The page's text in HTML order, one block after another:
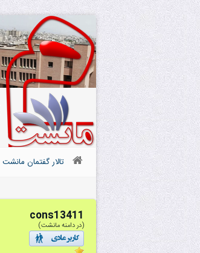
تالار گفتمان مانشت
cons13411
(در دامنه مانشت)